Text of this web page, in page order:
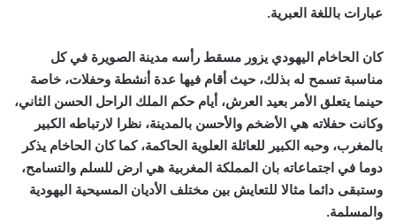
عبارات باللغة العبرية.
كان الحاخام اليهودي يزور مسقط رأسه مدينة الصويرة في كل
مناسبة تسمح له بذلك، حيث أقام فيها عدة أنشطة وحفلات، خاصة
حينما يتعلق الأمر بعيد العرش، أيام حكم الملك الراحل الحسن الثاني،
وكانت حفلاته هي الأضخم والأحسن بالمدينة، نظرا لارتباطه الكبير
بالمغرب، وحبه الكبير للعائلة العلوية الحاكمة، كما كان الحاخام يذكر
دوما في اجتماعاته بان المملكة المغربية هي ارض للسلم والتسامح،
وستبقى دائما مثالا للتعايش بين مختلف الأديان المسيحية اليهودية
والمسلمة.